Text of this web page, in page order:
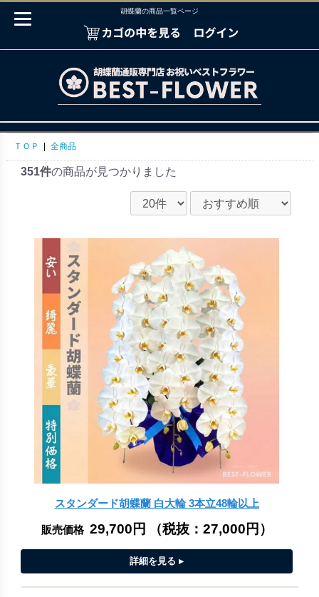
胡蝶蘭の商品一覧ページ
ＴＯＰ 全商品
351件の商品が見つかりました
スタンダード胡蝶蘭 白大輪 3本立48輪以上
販売価格 29,700円 （税抜： 27,000円 ）